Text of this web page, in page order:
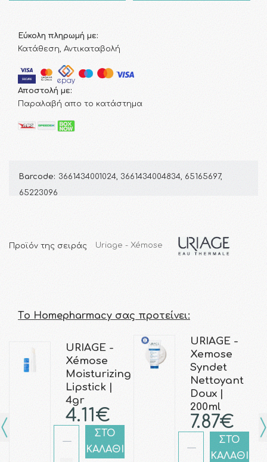
Εύκολη πληρωμή με:
Κατάθεση, Αντικαταβολή
Αποστολή με:
Παραλαβή απο το κατάστημα
Barcode: 3661434001024, 3661434004834, 65165697,
65223096
Προϊόν της σειράς Uriage - Xémose
Τo Homepharmacy σας προτείνει:
URIAGE -
Xémose
Moisturizing
Lipstick |
4gr
4.11€
ΣΤΟ
ΚΑΛΑΘΙ
URIAGE -
Xemose
Syndet
Nettoyant
Doux |
200ml
7.87€
ΣΤΟ
ΚΑΛΑΘΙ